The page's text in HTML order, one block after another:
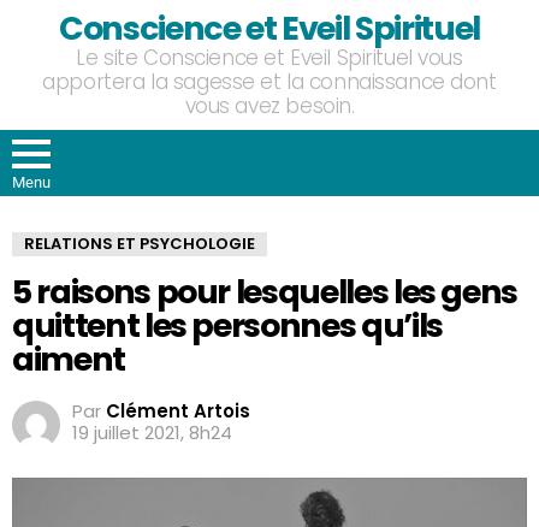
Conscience et Eveil Spirituel
Le site Conscience et Eveil Spirituel vous
apportera la sagesse et la connaissance dont
vous avez besoin.
Menu
RELATIONS ET PSYCHOLOGIE
5 raisons pour lesquelles les gens
quittent les personnes qu’ils
aiment
Par Clément Artois
19 juillet 2021, 8h24